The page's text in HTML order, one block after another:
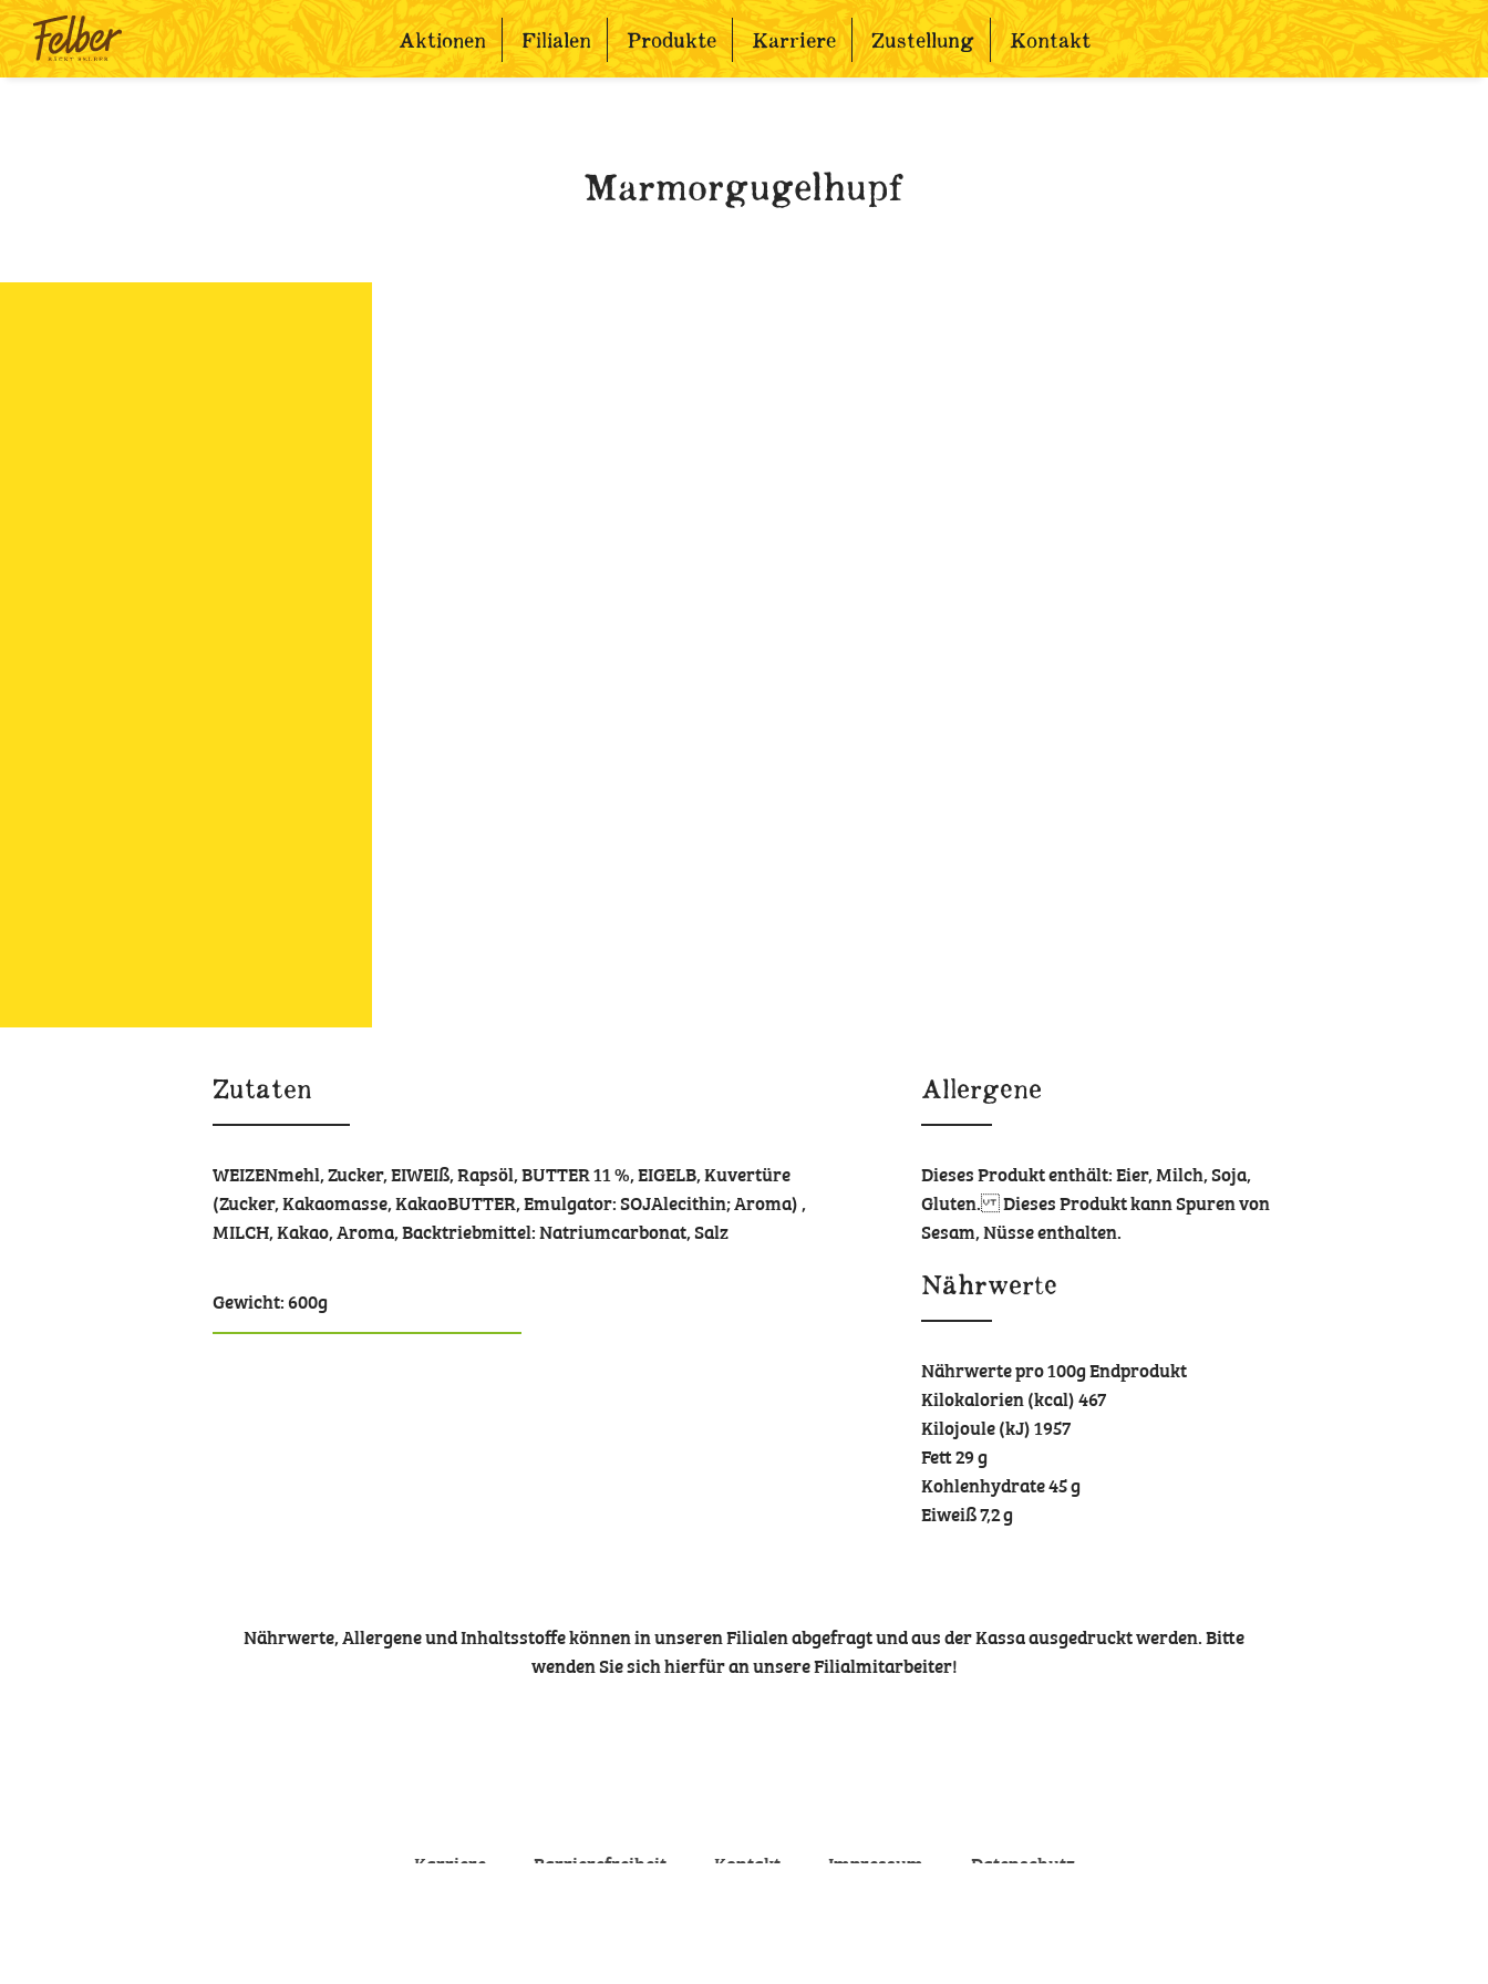
Aktionen Filialen Produkte Karriere Zustellung Kontakt
Marmorgugelhupf
Zutaten
WEIZENmehl, Zucker, EIWEIß, Rapsöl, BUTTER 11 %, EIGELB, Kuvertüre
(Zucker, Kakaomasse, KakaoBUTTER, Emulgator: SOJAlecithin; Aroma) ,
MILCH, Kakao, Aroma, Backtriebmittel: Natriumcarbonat, Salz
Gewicht: 600g
Allergene
Dieses Produkt enthält: Eier, Milch, Soja,
Gluten. Dieses Produkt kann Spuren von
Sesam, Nüsse enthalten.
Nährwerte
Nährwerte pro 100g Endprodukt
Kilokalorien (kcal) 467
Kilojoule (kJ) 1957
Fett 29 g
Kohlenhydrate 45 g
Eiweiß 7,2 g
Nährwerte, Allergene und Inhaltsstoffe können in unseren Filialen abgefragt und aus der Kassa ausgedruckt werden. Bitte
wenden Sie sich hierfür an unsere Filialmitarbeiter!
Karriere Barrierefreiheit Kontakt Impressum Datenschutz